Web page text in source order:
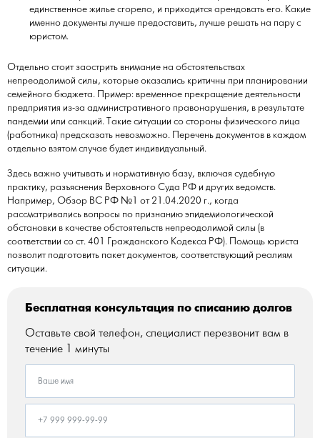
единственное жилье сгорело, и приходится арендовать его. Какие
именно документы лучше предоставить, лучше решать на пару с
юристом.
Отдельно стоит заострить внимание на обстоятельствах
непреодолимой силы, которые оказались критичны при планировании
семейного бюджета. Пример: временное прекращение деятельности
предприятия из-за административного правонарушения, в результате
пандемии или санкций. Такие ситуации со стороны физического лица
(работника) предсказать невозможно. Перечень документов в каждом
отдельно взятом случае будет индивидуальный.
Здесь важно учитывать и нормативную базу, включая судебную
практику, разъяснения Верховного Суда РФ и других ведомств.
Например, Обзор ВС РФ №1 от 21.04.2020 г., когда
рассматривались вопросы по признанию эпидемиологической
обстановки в качестве обстоятельств непреодолимой силы (в
соответствии со ст. 401 Гражданского Кодекса РФ). Помощь юриста
позволит подготовить пакет документов, соответствующий реалиям
ситуации.
Бесплатная консультация по списанию долгов
Оставьте свой телефон, специалист перезвонит вам в
течение 1 минуты